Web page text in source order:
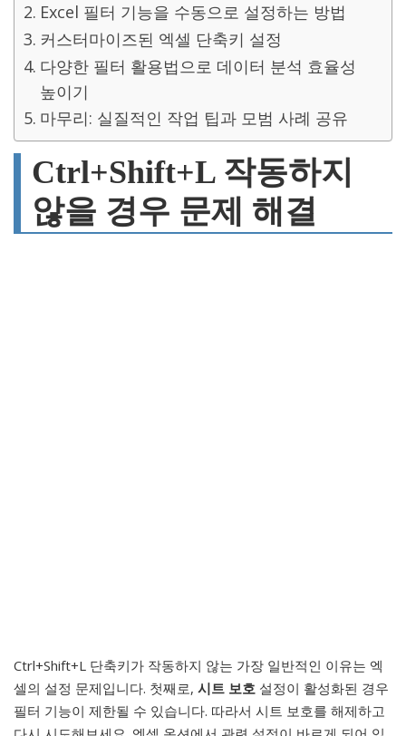
Excel 필터 기능을 수동으로 설정하는 방법
커스터마이즈된 엑셀 단축키 설정
다양한 필터 활용법으로 데이터 분석 효율성
높이기
마무리: 실질적인 작업 팁과 모범 사례 공유
Ctrl+Shift+L 작동하지
않을 경우 문제 해결
Ctrl+Shift+L 단축키가 작동하지 않는 가장 일반적인 이유는 엑
셀의 설정 문제입니다. 첫째로, 시트 보호 설정이 활성화된 경우
필터 기능이 제한될 수 있습니다. 따라서 시트 보호를 해제하고